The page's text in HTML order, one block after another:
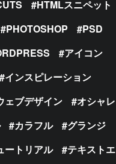
HTMLスニペット
PHOTOSHOP
PSD
アイコン
インスピレーション
ェブデザイン
オシャレ
カラフル
グランジ
ートリアル
テキスト